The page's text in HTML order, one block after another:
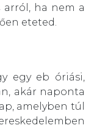
arról, ha nem a
eteted.
egy eb óriási,
akár naponta
amelyben túl